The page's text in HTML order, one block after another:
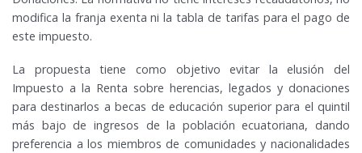
modifica la franja exenta ni la tabla de tarifas para el pago de
este impuesto.
La propuesta tiene como objetivo evitar la elusión del
Impuesto a la Renta sobre herencias, legados y donaciones
para destinarlos a becas de educación superior para el quintil
más bajo de ingresos de la población ecuatoriana, dando
preferencia a los miembros de comunidades y nacionalidades